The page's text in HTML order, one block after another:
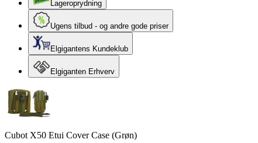
Lageroprydning
Ugens tilbud - og andre gode priser
Elgigantens Kundeklub
Elgiganten Erhverv
Cubot X50 Etui Cover Case (Grøn)